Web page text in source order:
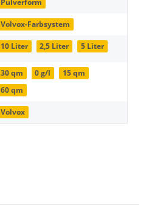
Volvox-Farbsystem
10 Liter 2,5 Liter 5 Liter
30 qm 0 g/l
15 qm
60 qm
Volvox